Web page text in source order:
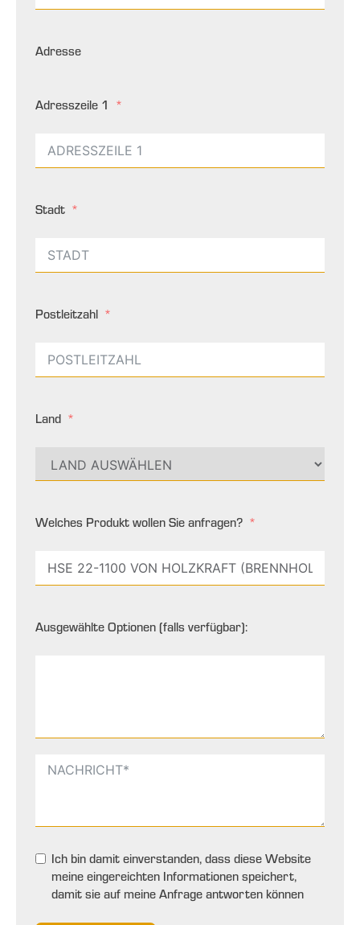
Adresse
Adresszeile 1
Stadt
Postleitzahl
Land
Welches Produkt wollen Sie anfragen?
Ausgewählte Optionen (falls verfügbar):
Ich bin damit einverstanden, dass diese Website
meine eingereichten Informationen speichert,
damit sie auf meine Anfrage antworten können